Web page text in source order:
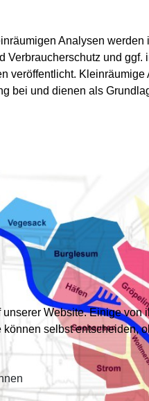
Analysen werden
Verbraucherschutz und ggf.
veröffentlicht. Kleinräumige
bei und dienen als
Website. Einige
können selbst entscheiden,